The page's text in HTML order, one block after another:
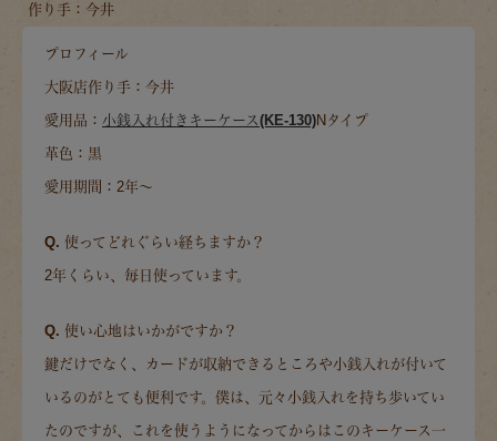
作り手：今井
プロフィール
大阪店作り手：今井
愛用品： 小銭入れ付きキーケース(KE-130)Nタイプ
革色：黒
愛用期間：2年～
Q. 使ってどれぐらい経ちますか？
2年くらい、毎日使っています。
Q. 使い心地はいかがですか？
鍵だけでなく、カードが収納できるところや小銭入れが付いて
いるのがとても便利です。僕は、元々小銭入れを持ち歩いてい
たのですが、これを使うようになってからはこのキーケース一